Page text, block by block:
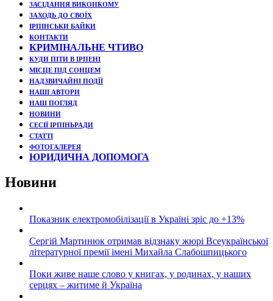
ЗАСІДАННЯ ВИКОНКОМУ
ЗАХОДЬ ДО СВОЇХ
ІРПІНСЬКИ БАЙКИ
КОНТАКТИ
КРИМІНАЛЬНЕ ЧТИВО
КУДИ ПІТИ В ІРПЕНІ
МІСЦЕ ПІД СОНЦЕМ
НАДЗВИЧАЙНІ ПОДЇЇ
НАШІ АВТОРИ
НАШ ПОГЛЯД
НОВИНИ
СЕСІЇ ІРПІНЬРАДИ
СТАТТІ
ФОТОГАЛЕРЕЯ
ЮРИДИЧНА ДОПОМОГА
Новини
Показник електромобілізації в Україні зріс до +13%
Сергій Мартинюк отримав відзнаку жюрі Всеукраїнської
літературної премії імені Михайла Слабошпицького
Поки живе наше слово у книгах, у родинах, у наших
серцях – житиме й Україна